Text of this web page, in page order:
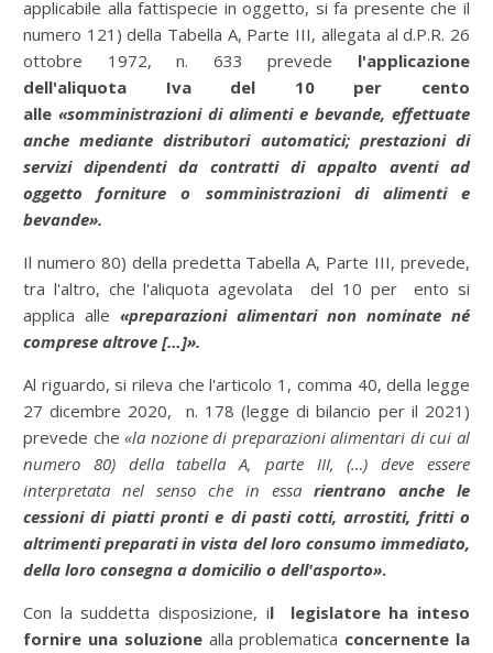
applicabile alla fattispecie in oggetto, si fa presente che il
numero 121) della Tabella A, Parte III, allegata al d.P.R. 26
ottobre 1972, n. 633 prevede l'applicazione
dell'aliquota Iva del 10 per cento
alle «somministrazioni di alimenti e bevande, effettuate
anche mediante distributori automatici; prestazioni di
servizi dipendenti da contratti di appalto aventi ad
oggetto forniture o somministrazioni di alimenti e
bevande».
Il numero 80) della predetta Tabella A, Parte III, prevede,
tra l'altro, che l'aliquota agevolata del 10 per ento si
applica alle «preparazioni alimentari non nominate né
comprese altrove […]».
Al riguardo, si rileva che l'articolo 1, comma 40, della legge
27 dicembre 2020, n. 178 (legge di bilancio per il 2021)
prevede che«la nozione di preparazioni alimentari di cui al
numero 80) della tabella A, parte III, (…) deve essere
interpretata nel senso che in essa rientrano anche le
cessioni di piatti pronti e di pasti cotti, arrostiti, fritti o
altrimenti preparati in vista del loro consumo immediato,
della loro consegna a domicilio o dell'asporto».
Con la suddetta disposizione, il legislatore ha inteso
fornire una soluzione alla problematica concernente la